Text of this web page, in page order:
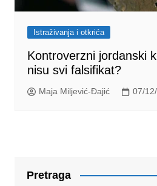
Istraživanja i otkrića
Kontroverzni jordanski
nisu svi falsifikat?
Maja Miljević-Đajić 07/
Pretraga